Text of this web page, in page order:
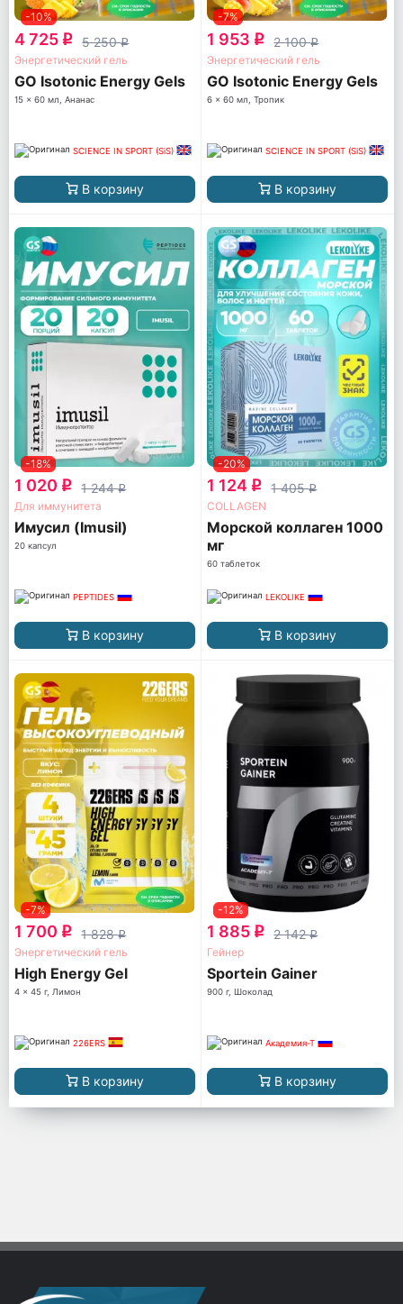
-10%
4 725 q 5 250q
Энергетический гель
GO Isotonic Energy Gels
15 x 60 мл, Ананас
SCIENCE IN SPORT (SiS)
В корзину
-7%
1 953 q 2 100q
Энергетический гель
GO Isotonic Energy Gels
6 x 60 мл, Тропик
SCIENCE IN SPORT (SiS)
В корзину
-18%
1 020 q 1 244q
Для иммунитета
Имусил (Imusil)
20 капсул
PEPTIDES
В корзину
-20%
1 124 q 1 405q
COLLAGEN
Морской коллаген 1000
мг
60 таблеток
LEKOLIKE
В корзину
-7%
1 700 q 1 828q
Энергетический гель
High Energy Gel
4 x 45 г, Лимон
226ERS
В корзину
-12%
1 885 q 2 142q
Гейнер
Sportein Gainer
900 г, Шоколад
Академия-Т
В корзину